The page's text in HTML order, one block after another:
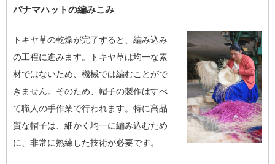
パナマハットの編みこみ
トキヤ草の乾燥が完了すると、編み込み
の工程に進みます。トキヤ草は均一な素
材ではないため、機械では編むことがで
きません。そのため、帽子の製作はすべ
て職人の手作業で行われます。特に高品
質な帽子は、細かく均一に編み込むため
に、非常に熟練した技術が必要です。